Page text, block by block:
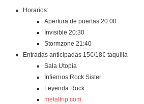
Horarios:
Apertura de puertas 20:00
Invisible 20:30
Stormzone 21:40
Entradas anticipadas 15€/18€ taquilla
Sala Utopía
Infiernos Rock Sister
Leyenda Rock
metaltrip.com